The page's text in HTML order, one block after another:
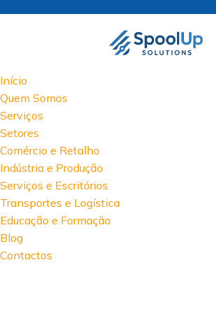
Início
Quem Somos
Serviços
Setores
Comércio e Retalho
Indústria e Produção
Serviços e Escritórios
Transportes e Logística
Educação e Formação
Blog
Contactos